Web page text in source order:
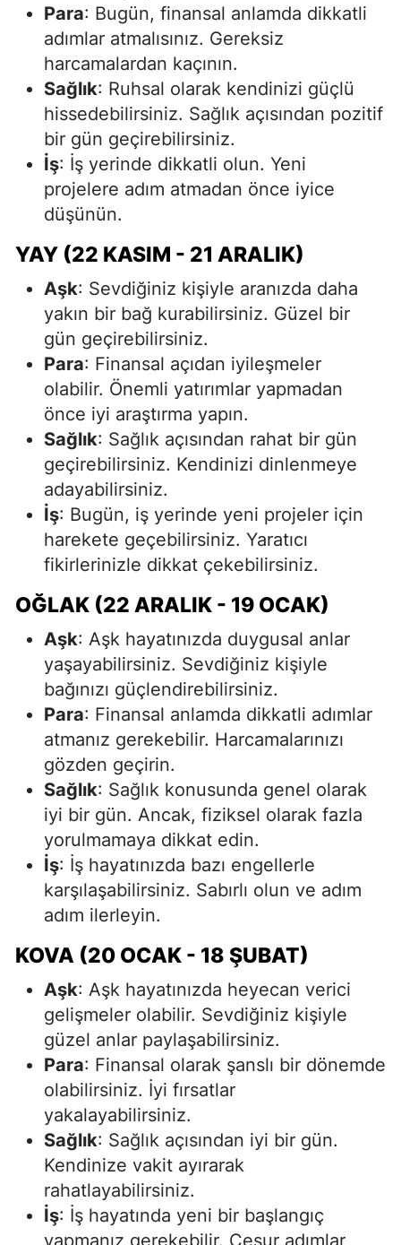
Para: Bugün, finansal anlamda dikkatli
adımlar atmalısınız. Gereksiz
harcamalardan kaçının.
Sağlık: Ruhsal olarak kendinizi güçlü
hissedebilirsiniz. Sağlık açısından pozitif
bir gün geçirebilirsiniz.
İş: İş yerinde dikkatli olun. Yeni
projelere adım atmadan önce iyice
düşünün.
YAY (22 KASIM - 21 ARALIK)
Aşk: Sevdiğiniz kişiyle aranızda daha
yakın bir bağ kurabilirsiniz. Güzel bir
gün geçirebilirsiniz.
Para: Finansal açıdan iyileşmeler
olabilir. Önemli yatırımlar yapmadan
önce iyi araştırma yapın.
Sağlık: Sağlık açısından rahat bir gün
geçirebilirsiniz. Kendinizi dinlenmeye
adayabilirsiniz.
İş: Bugün, iş yerinde yeni projeler için
harekete geçebilirsiniz. Yaratıcı
fikirlerinizle dikkat çekebilirsiniz.
OĞLAK (22 ARALIK - 19 OCAK)
Aşk: Aşk hayatınızda duygusal anlar
yaşayabilirsiniz. Sevdiğiniz kişiyle
bağınızı güçlendirebilirsiniz.
Para: Finansal anlamda dikkatli adımlar
atmanız gerekebilir. Harcamalarınızı
gözden geçirin.
Sağlık: Sağlık konusunda genel olarak
iyi bir gün. Ancak, fiziksel olarak fazla
yorulmamaya dikkat edin.
İş: İş hayatınızda bazı engellerle
karşılaşabilirsiniz. Sabırlı olun ve adım
adım ilerleyin.
KOVA (20 OCAK - 18 ŞUBAT)
Aşk: Aşk hayatınızda heyecan verici
gelişmeler olabilir. Sevdiğiniz kişiyle
güzel anlar paylaşabilirsiniz.
Para: Finansal olarak şanslı bir dönemde
olabilirsiniz. İyi fırsatlar
yakalayabilirsiniz.
Sağlık: Sağlık açısından iyi bir gün.
Kendinize vakit ayırarak
rahatlayabilirsiniz.
İş: İş hayatında yeni bir başlangıç
yapmanız gerekebilir. Cesur adımlar